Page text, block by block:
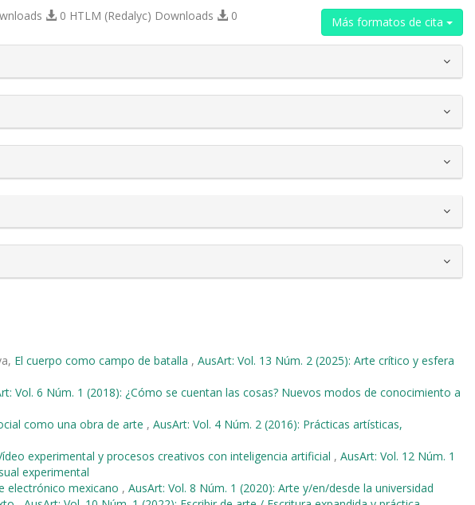
Más formatos de cita
0 HTLM (Redalyc) Downloads 0
El cuerpo como campo de batalla , AusArt: Vol. 13 Núm. 2 (2025): Arte crítico y esfera
Vol. 6 Núm. 1 (2018): ¿Cómo se cuentan las cosas? Nuevos modos de conocimiento a
como una obra de arte , AusArt: Vol. 4 Núm. 2 (2016): Prácticas artísticas,
experimental y procesos creativos con inteligencia artificial , AusArt: Vol. 12 Núm. 1
experimental
electrónico mexicano , AusArt: Vol. 8 Núm. 1 (2020): Arte y/en/desde la universidad